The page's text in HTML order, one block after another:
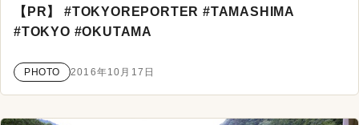
【PR】 #TOKYOREPORTER #TAMASHIMA
#TOKYO #OKUTAMA
PHOTO 2016年10月17日